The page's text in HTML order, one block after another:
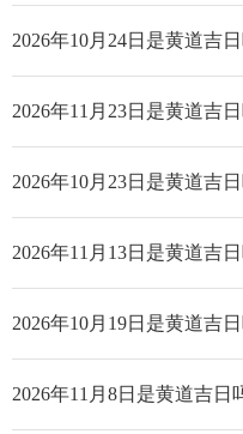
2026年10月24日是黄道吉
2026年11月23日是黄道吉
2026年10月23日是黄道吉
2026年11月13日是黄道吉
2026年10月19日是黄道吉
2026年11月8日是黄道吉日